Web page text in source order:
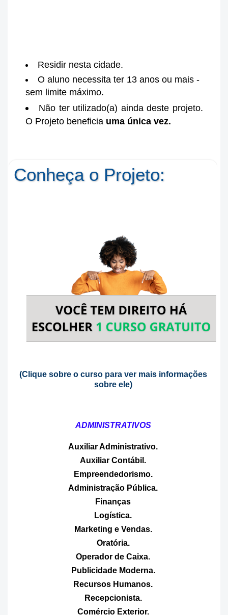
Residir nesta cidade.
O aluno necessita ter 13 anos ou mais -
sem limite máximo.
Não ter utilizado(a) ainda deste projeto.
O Projeto beneficia uma única vez.